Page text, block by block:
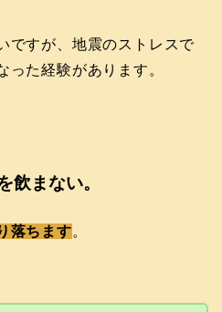
ですが、地震のストレスで
った経験があります。
飲まない。
落ちます。